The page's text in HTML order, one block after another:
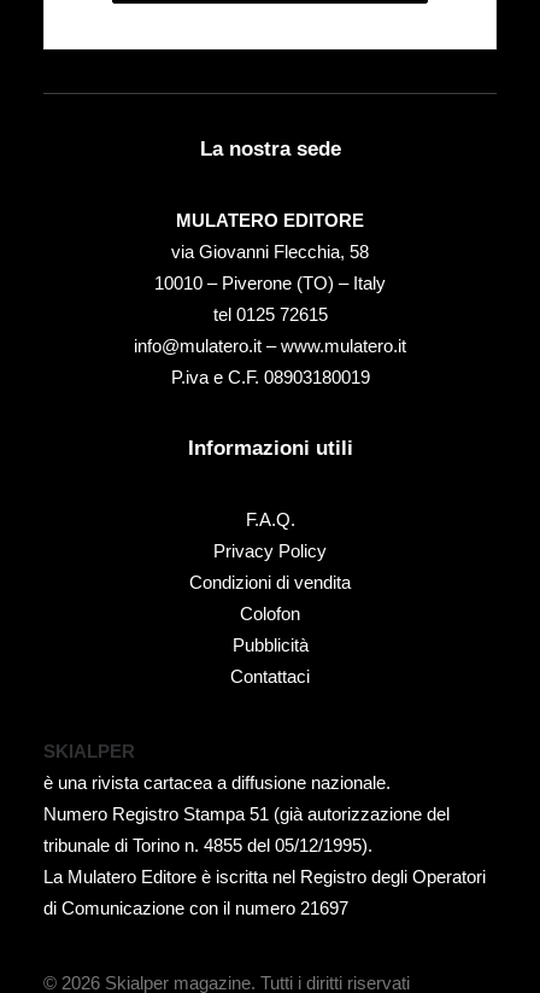
La nostra sede
MULATERO EDITORE
via Giovanni Flecchia, 58
10010 – Piverone (TO) – Italy
tel ‭0125 72615‬
info@mulatero.it –www.mulatero.it
P.iva e C.F. 08903180019
Informazioni utili
F.A.Q.
Privacy Policy
Condizioni di vendita
Colofon
Pubblicità
Contattaci
SKIALPER
è una rivista cartacea a diffusione nazionale.
Numero Registro Stampa 51 (già autorizzazione del
tribunale di Torino n. 4855 del 05/12/1995).
La Mulatero Editore è iscritta nel Registro degli Operatori
di Comunicazione con il numero 21697
© 2026 Skialper magazine. Tutti i diritti riservati